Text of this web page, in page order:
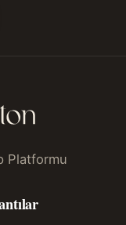
Platformu